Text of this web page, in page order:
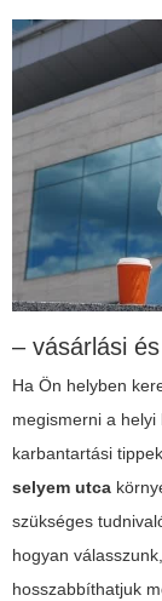
– vásárlási
Ha Ön helyben
megismerni a
karbantartási
selyem utca
szükséges
hogyan
hosszabbíthatjuk